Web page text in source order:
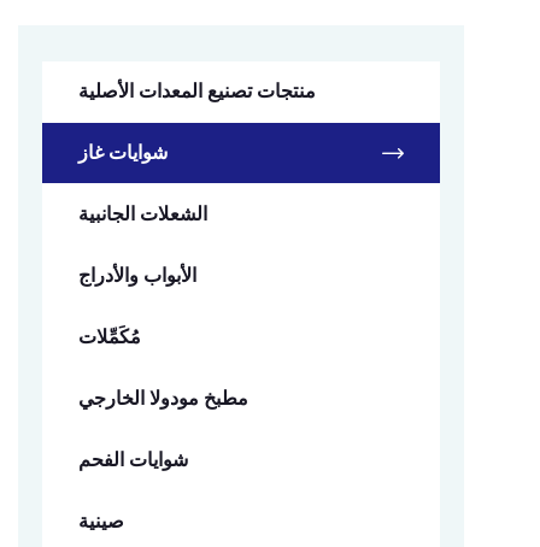
منتجات تصنيع المعدات الأصلية
شوايات غاز
الشعلات الجانبية
الأبواب والأدراج
مُكَمِّلات
مطبخ مودولا الخارجي
شوايات الفحم
صينية